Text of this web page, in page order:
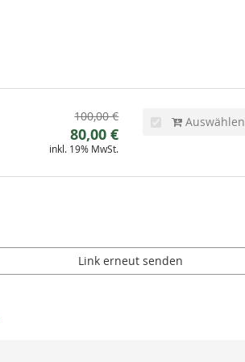
Ursprünglicher
Preis:
100,00 €
Neuer
Preis:
80,00 €
inkl. 19% MwSt.
Auswählen
Link erneut senden